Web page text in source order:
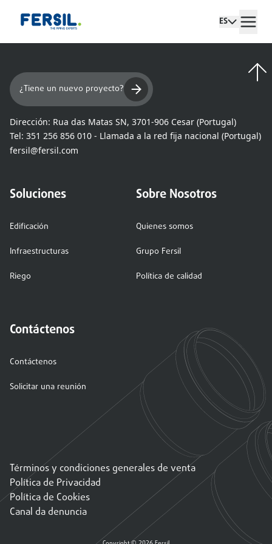
ES
¿Tiene un nuevo proyecto?
Dirección: Rua das Matas SN, 3701-906 Cesar (Portugal)
Tel: 351 256 856 010 - Llamada a la red fija nacional (Portugal)
fersil@fersil.com
Soluciones
Edificación
Infraestructuras
Riego
Sobre Nosotros
Quienes somos
Grupo Fersil
Política de calidad
Contáctenos
Contáctenos
Solicitar una reunión
Términos y condiciones generales de venta
Política de Privacidad
Política de Cookies
Canal da denuncia